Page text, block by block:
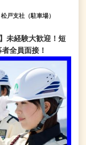
戸支社（駐車場）
未経験大歓迎！短
全員面接！